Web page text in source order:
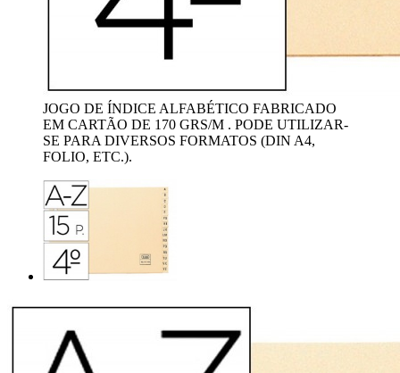
JOGO DE ÍNDICE ALFABÉTICO FABRICADO
EM CARTÃO DE 170 GRS/M . PODE UTILIZAR-
SE PARA DIVERSOS FORMATOS (DIN A4,
FOLIO, ETC.).